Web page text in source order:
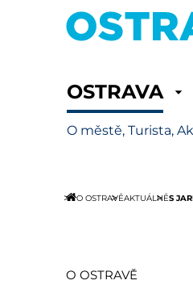
OSTRAVA
O městě, Turista,
O OSTRAVĚAKTUÁLNĚS
O OSTRAVĚ